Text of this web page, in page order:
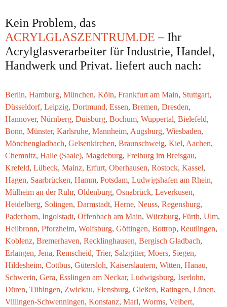
Kein Problem, das
ACRYLGLASZENTRUM.DE – Ihr
Acrylglasverarbeiter für Industrie, Handel,
Handwerk und Privat. liefert auch nach:
Berlin, Hamburg, München, Köln, Frankfurt am Main, Stuttgart,
Düsseldorf, Leipzig, Dortmund, Essen, Bremen, Dresden,
Hannover, Nürnberg, Duisburg, Bochum, Wuppertal, Bielefeld,
Bonn, Münster, Karlsruhe, Mannheim, Augsburg, Wiesbaden,
Mönchengladbach, Gelsenkirchen, Braunschweig, Kiel, Aachen,
Chemnitz, Halle (Saale), Magdeburg, Freiburg im Breisgau,
Krefeld, Lübeck, Mainz, Erfurt, Oberhausen, Rostock, Kassel,
Hagen, Saarbrücken, Hamm, Potsdam, Ludwigshafen am Rhein,
Mülheim an der Ruhr, Oldenburg, Osnabrück, Leverkusen,
Heidelberg, Solingen, Darmstadt, Herne, Neuss, Regensburg,
Paderborn, Ingolstadt, Offenbach am Main, Würzburg, Fürth, Ulm,
Heilbronn, Pforzheim, Wolfsburg, Göttingen, Bottrop, Reutlingen,
Koblenz, Bremerhaven, Recklinghausen, Bergisch Gladbach,
Erlangen, Jena, Remscheid, Trier, Salzgitter, Moers, Siegen,
Hildesheim, Cottbus, Gütersloh, Kaiserslautern, Witten, Hanau,
Schwerin, Gera, Esslingen am Neckar, Ludwigsburg, Iserlohn,
Düren, Tübingen, Zwickau, Flensburg, Gießen, Ratingen, Lünen,
Villingen-Schwenningen, Konstanz, Marl, Worms, Velbert,